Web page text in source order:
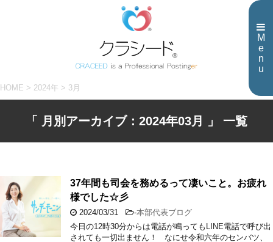
M
e
n
u
HOME > 2024年 > 3月
「 月別アーカイブ：2024年03月 」 一覧
37年間も司会を務めるって凄いこと。お疲れ
様でした☆彡
2024/03/31 -本部代表ブログ
今日の12時30分からは電話が鳴ってもLINE電話で呼び出
されても一切出ません！ なにせ令和六年のセンバツ、